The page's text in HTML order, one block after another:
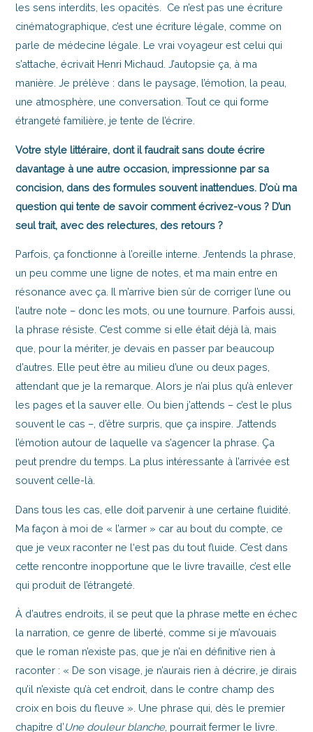
les sens interdits, les opacités. Ce n’est pas une écriture
cinématographique, c’est une écriture légale, comme on
parle de médecine légale. Le vrai voyageur est celui qui
s’attache, écrivait Henri Michaud. J’autopsie ça, à ma
manière. Je prélève : dans le paysage, l’émotion, la peau,
une atmosphère, une conversation. Tout ce qui forme
étrangeté familière, je tente de l’écrire.
Votre style littéraire, dont il faudrait sans doute écrire
davantage à une autre occasion, impressionne par sa
concision, dans des formules souvent inattendues. D’où ma
question qui tente de savoir comment écrivez-vous ? D’un
seul trait, avec des relectures, des retours ?
Parfois, ça fonctionne à l’oreille interne. J’entends la phrase,
un peu comme une ligne de notes, et ma main entre en
résonance avec ça. Il m’arrive bien sûr de corriger l’une ou
l’autre note – donc les mots, ou une tournure. Parfois aussi,
la phrase résiste. C’est comme si elle était déjà là, mais
que, pour la mériter, je devais en passer par beaucoup
d’autres. Elle peut être au milieu d’une ou deux pages,
attendant que je la remarque. Alors je n’ai plus qu’à enlever
les pages et la sauver elle. Ou bien j’attends – c’est le plus
souvent le cas –, d’être surpris, que ça inspire. J’attends
l’émotion autour de laquelle va s’agencer la phrase. Ça
peut prendre du temps. La plus intéressante à l’arrivée est
souvent celle-là.
Dans tous les cas, elle doit parvenir à une certaine fluidité.
Ma façon à moi de « l’armer » car au bout du compte, ce
que je veux raconter ne l‘est pas du tout fluide. C’est dans
cette rencontre inopportune que le livre travaille, c’est elle
qui produit de l’étrangeté.
À d’autres endroits, il se peut que la phrase mette en échec
la narration, ce genre de liberté, comme si je m’avouais
que le roman n’existe pas, que je n’ai en définitive rien à
raconter : « De son visage, je n’aurais rien à décrire, je dirais
qu’il n’existe qu’à cet endroit, dans le contre champ des
croix en bois du fleuve ». Une phrase qui, dès le premier
chapitre d’Une douleur blanche, pourrait fermer le livre.